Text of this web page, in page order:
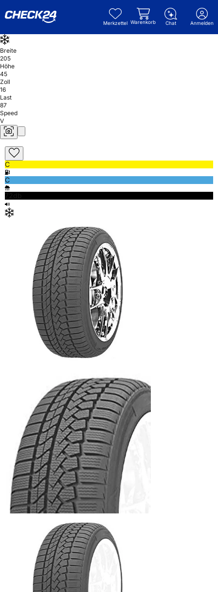
Merkzettel Warenkorb Chat Anmelden
Breite
205
Höhe
45
Zoll
16
Last
87
Speed
V
C
C
72db